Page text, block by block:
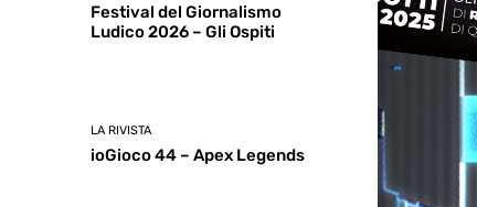
Festival del Giornalismo
Ludico 2026 – Gli Ospiti
LA RIVISTA
ioGioco 44 – Apex Legends